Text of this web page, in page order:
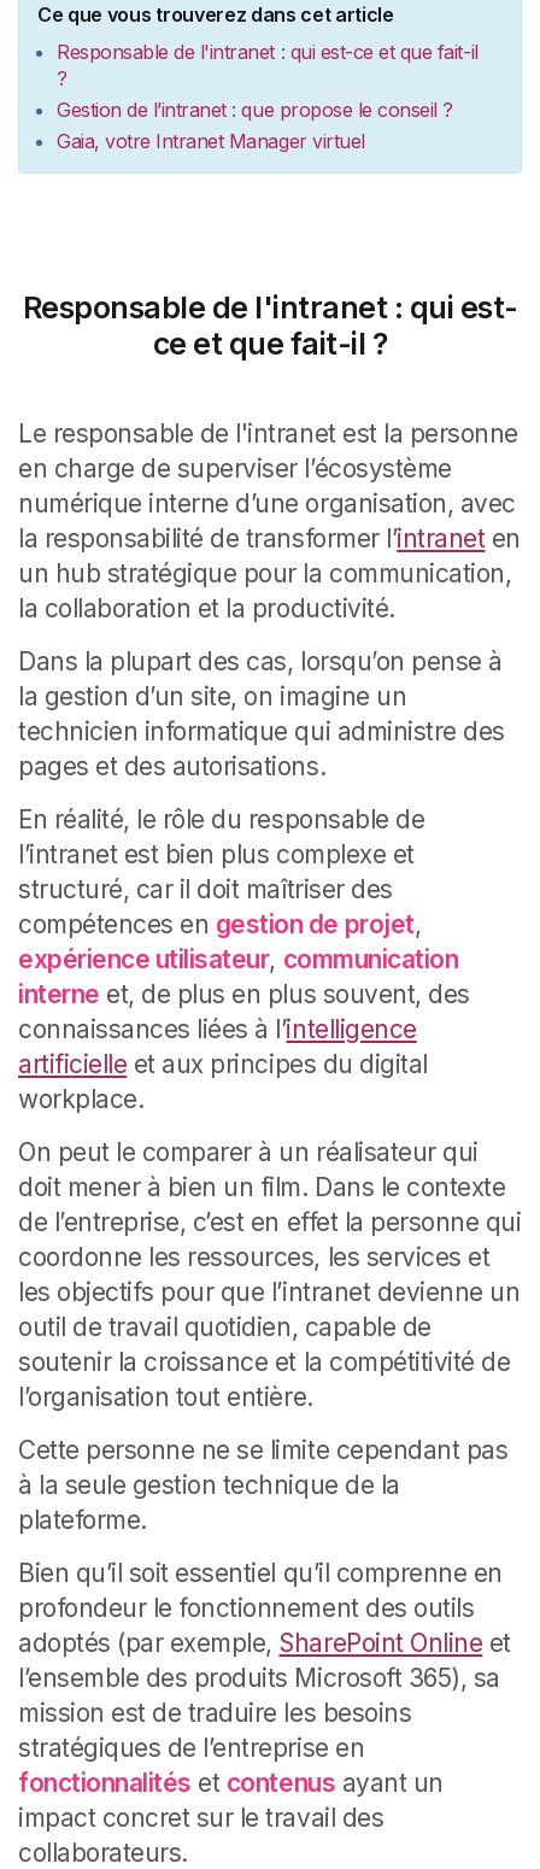
Ce que vous trouverez dans cet article
Responsable de l'intranet : qui est-ce et que fait-il
?
Gestion de l’intranet : que propose le conseil ?
Gaia, votre Intranet Manager virtuel
Responsable de l'intranet : qui est-
ce et que fait-il ?
Le responsable de l'intranet est la personne
en charge de superviser l’écosystème
numérique interne d’une organisation, avec
la responsabilité de transformer l’intranet en
un hub stratégique pour la communication,
la collaboration et la productivité.
Dans la plupart des cas, lorsqu’on pense à
la gestion d’un site, on imagine un
technicien informatique qui administre des
pages et des autorisations.
En réalité, le rôle du responsable de
l’intranet est bien plus complexe et
structuré, car il doit maîtriser des
compétences en gestion de projet,
expérience utilisateur, communication
interne et, de plus en plus souvent, des
connaissances liées à l’intelligence
artificielle et aux principes du digital
workplace.
On peut le comparer à un réalisateur qui
doit mener à bien un film. Dans le contexte
de l’entreprise, c’est en effet la personne qui
coordonne les ressources, les services et
les objectifs pour que l’intranet devienne un
outil de travail quotidien, capable de
soutenir la croissance et la compétitivité de
l’organisation tout entière.
Cette personne ne se limite cependant pas
à la seule gestion technique de la
plateforme.
Bien qu’il soit essentiel qu’il comprenne en
profondeur le fonctionnement des outils
adoptés (par exemple, SharePoint Online et
l’ensemble des produits Microsoft 365), sa
mission est de traduire les besoins
stratégiques de l’entreprise en
fonctionnalités et contenus ayant un
impact concret sur le travail des
collaborateurs.